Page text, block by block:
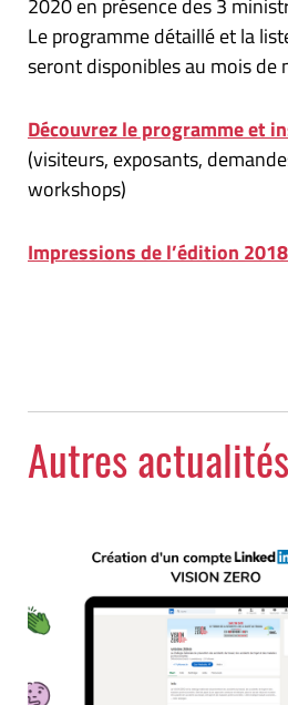
2020 en présence des 3
Le programme détaillé et la
seront disponibles au mois de
Découvrez le programme et
(visiteurs, exposants,
workshops)
Impressions de l’édition
Autres actualités